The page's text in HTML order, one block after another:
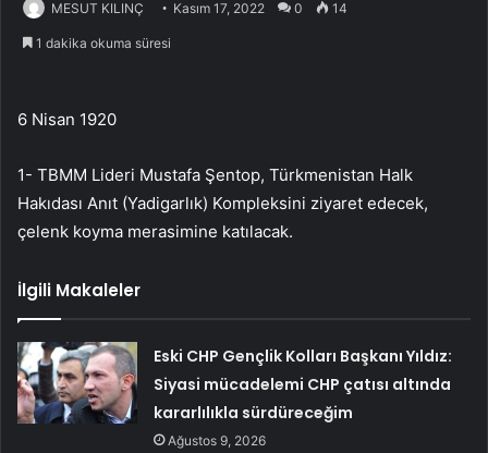
MESUT KILINÇ Kasım 17, 2022 0 14
1 dakika okuma süresi
6 Nisan 1920
1- TBMM Lideri Mustafa Şentop, Türkmenistan Halk
Hakıdası Anıt (Yadigarlık) Kompleksini ziyaret edecek,
çelenk koyma merasimine katılacak.
İlgili Makaleler
Eski CHP Gençlik Kolları Başkanı Yıldız:
Siyasi mücadelemi CHP çatısı altında
kararlılıkla sürdüreceğim
Ağustos 9, 2026